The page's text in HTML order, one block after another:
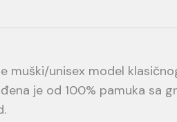
muški/unisex model
je od 100% pamuka sa